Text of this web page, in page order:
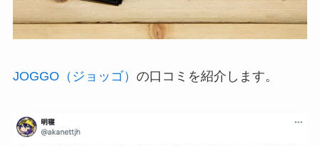
JOGGO（ジョッゴ） の口コミを紹介します。